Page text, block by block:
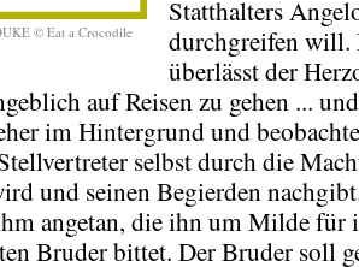
© Eat a Crocodile
Statthalters
durchgreifen
überlässt der
auf Reisen zu gehen ...
im Hintergrund und
selbst durch die
und seinen Begierden
angetan, die ihn um Milde für
Bruder bittet. Der Bruder soll